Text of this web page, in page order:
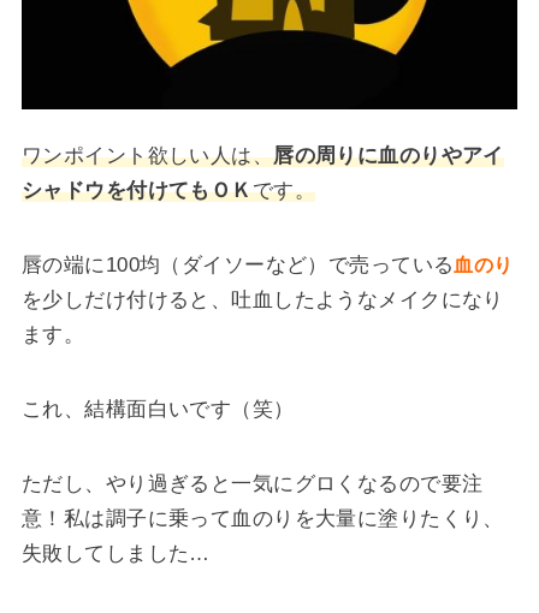
ワンポイント欲しい人は、唇の周りに血のりやアイ
シャドウを付けてもＯＫです。
唇の端に100均（ダイソーなど）で売っている血のり
を少しだけ付けると、吐血したようなメイクになり
ます。
これ、結構面白いです（笑）
ただし、やり過ぎると一気にグロくなるので要注
意！私は調子に乗って血のりを大量に塗りたくり、
失敗してしました…